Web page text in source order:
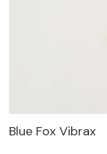
Blue Fox Vibrax